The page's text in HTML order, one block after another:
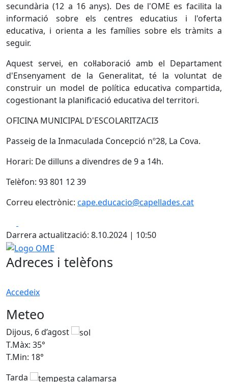
secundària (12 a 16 anys). Des de l'OME es facilita la
informació sobre els centres educatius i l'oferta
educativa, i orienta a les famílies sobre els tràmits a
seguir.
Aquest servei, en col·laboració amb el Departament
d'Ensenyament de la Generalitat, té la voluntat de
construir un model de política educativa compartida,
cogestionant la planificació educativa del territori.
OFICINA MUNICIPAL D'ESCOLARITZACIӠ
Passeig de la Inmaculada Concepció nº28, La Cova.
Horari: De dilluns a divendres de 9 a 14h.
Telèfon: 93 801 12 39
Correu electrònic: cape.educacio@capellades.cat
Darrera actualització: 8.10.2024 | 10:50
Logo OME
Adreces i telèfons
Accedeix
Meteo
Dijous, 6 d’agost
T.Màx: 35°
T.Min: 18°
Tarda